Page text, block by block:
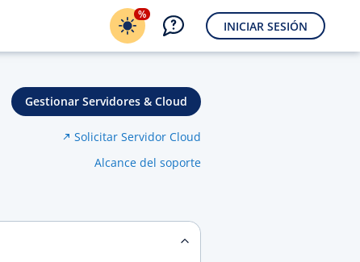
%
INICIAR SESIÓN
Gestionar Servidores & Cloud
Solicitar Servidor Cloud
Alcance del soporte